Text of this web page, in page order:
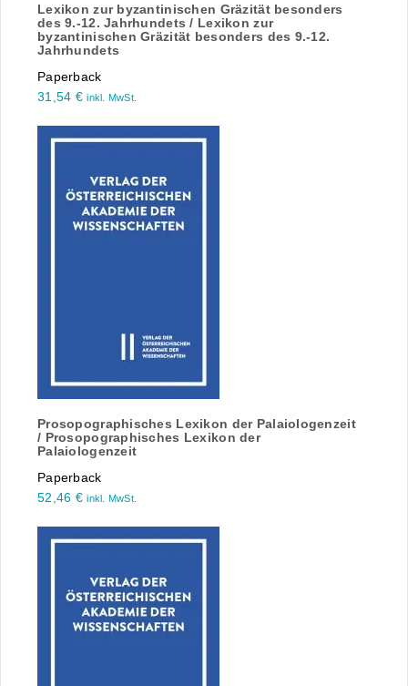
Lexikon zur byzantinischen Gräzität besonders
des 9.-12. Jahrhundets / Lexikon zur
byzantinischen Gräzität besonders des 9.-12.
Jahrhundets
Paperback
31,54 € inkl. MwSt.
Prosopographisches Lexikon der Palaiologenzeit
/ Prosopographisches Lexikon der
Palaiologenzeit
Paperback
52,46 € inkl. MwSt.